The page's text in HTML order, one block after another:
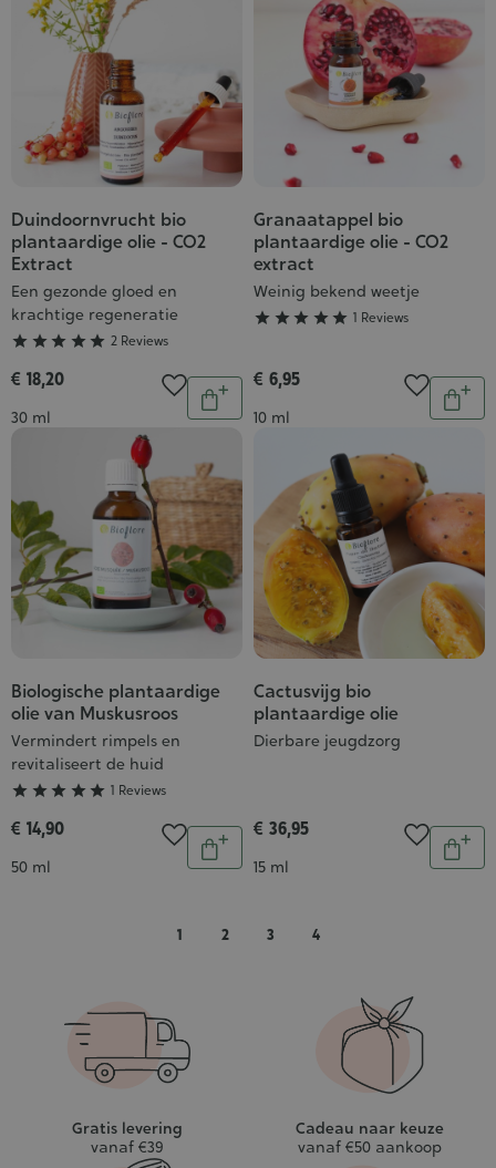
Duindoornvrucht bio
plantaardige olie - CO2
Extract
Een gezonde gloed en
krachtige regeneratie
Grade
:
5/5
     2 Reviews
€ 18,20
Inhoud
30 ml
Aantal
In
Granaatappel bio
plantaardige olie - CO2
extract
Weinig bekend weetje
Grade
:
5/5
     1 Reviews
€ 6,95
Inhoud
10 ml
Aantal
In
Biologische plantaardige
olie van Muskusroos
Vermindert rimpels en
revitaliseert de huid
Grade
:
5/5
     1 Reviews
€ 14,90
Inhoud
50 ml
Aantal
In
Cactusvijg bio
plantaardige olie
Dierbare jeugdzorg
€ 36,95
Inhoud
15 ml
Aantal
In
1 2 3 4
Gratis levering
vanaf €39
Cadeau naar keuze
vanaf €50 aankoop